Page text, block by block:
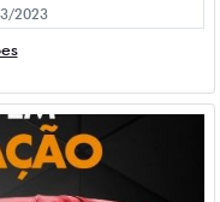
2023